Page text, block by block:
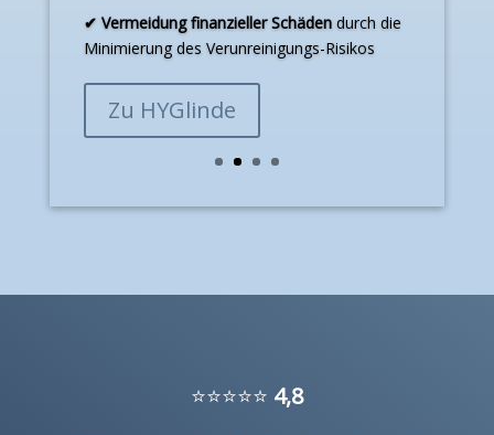
✔ Vermeidung finanzieller Schäden durch die
Minimierung des Verunreinigungs-Risikos
Zu HYGlinde
⭐⭐⭐⭐⭐ 4,8